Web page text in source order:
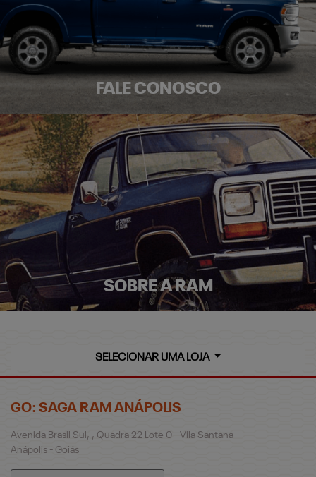
FALE CONOSCO
SOBRE A RAM
SELECIONAR UMA LOJA
GO: SAGA RAM ANÁPOLIS
Avenida Brasil Sul, , Quadra 22 Lote 0 - Vila Santana
Anápolis - Goiás